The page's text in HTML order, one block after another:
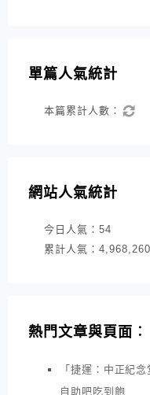
單篇人氣統計
本篇累計人數：
網站人氣統計
今日人氣： 54
累計人氣： 4,968,260
熱門文章與頁面︰
「捷運：中正紀
自助吧吃到飽